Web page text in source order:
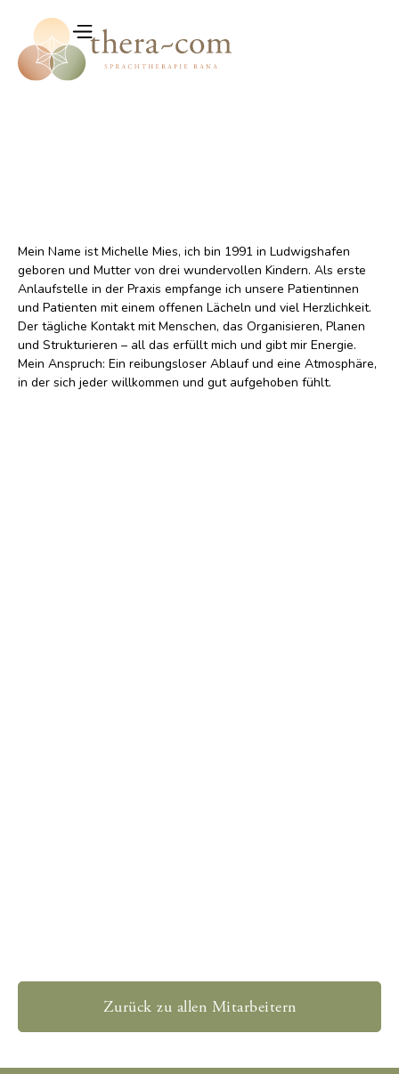
Mein Name ist Michelle Mies, ich bin 1991 in Ludwigshafen
geboren und Mutter von drei wundervollen Kindern. Als erste
Anlaufstelle in der Praxis empfange ich unsere Patientinnen
und Patienten mit einem offenen Lächeln und viel Herzlichkeit.
Der tägliche Kontakt mit Menschen, das Organisieren, Planen
und Strukturieren – all das erfüllt mich und gibt mir Energie.
Mein Anspruch: Ein reibungsloser Ablauf und eine Atmosphäre,
in der sich jeder willkommen und gut aufgehoben fühlt.
Zurück zu allen Mitarbeitern